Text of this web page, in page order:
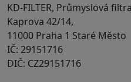
KD-FILTER, Průmyslová
Kaprova 42/14,
11000 Praha 1 Staré Město
IČ: 29151716
DIČ: CZ29151716